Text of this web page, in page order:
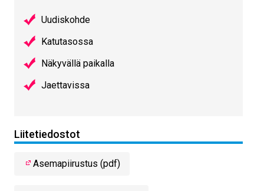
Uudiskohde
Katutasossa
Näkyvällä paikalla
Jaettavissa
Liitetiedostot
Asemapiirustus (pdf)